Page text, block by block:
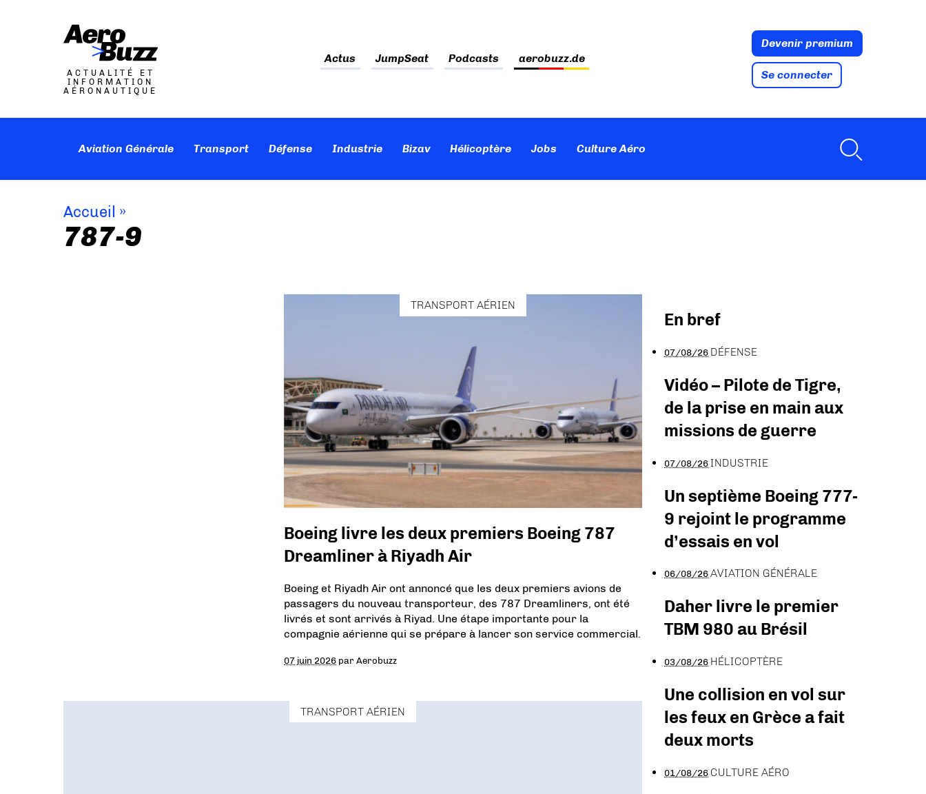
ACTUALITÉ ET
INFORMATION
AÉRONAUTIQUE
Actus JumpSeat Podcasts aerobuzz.de
Devenir premium
Se connecter
Aviation Générale Transport Défense Industrie Bizav Hélicoptère Jobs Culture Aéro
Accueil »
787-9
TRANSPORT AÉRIEN
Boeing livre les deux premiers Boeing 787
Dreamliner à Riyadh Air
Boeing et Riyadh Air ont annoncé que les deux premiers avions de
passagers du nouveau transporteur, des 787 Dreamliners, ont été
livrés et sont arrivés à Riyad. Une étape importante pour la
compagnie aérienne qui se prépare à lancer son service commercial.
07 juin 2026 parAerobuzz
TRANSPORT AÉRIEN
En bref
07/08/26 DÉFENSE
Vidéo – Pilote de Tigre,
de la prise en main aux
missions de guerre
07/08/26INDUSTRIE
Un septième Boeing 777-
9 rejoint le programme
d’essais en vol
06/08/26AVIATION GÉNÉRALE
Daher livre le premier
TBM 980 au Brésil
03/08/26 HÉLICOPTÈRE
Une collision en vol sur
les feux en Grèce a fait
deux morts
01/08/26 CULTURE AÉRO